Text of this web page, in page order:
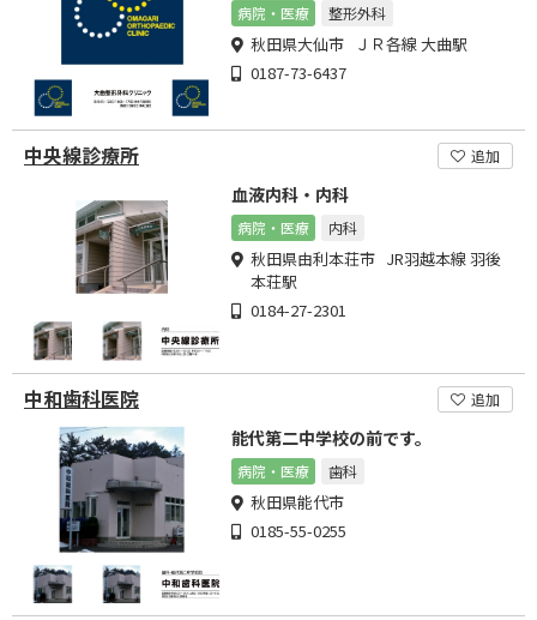
病院・医療 整形外科
秋田県大仙市 ＪＲ各線 大曲駅
0187-73-6437
中央線診療所 追加
血液内科・内科
病院・医療 内科
秋田県由利本荘市 JR羽越本線 羽後
本荘駅
0184-27-2301
中和歯科医院 追加
能代第二中学校の前です。
病院・医療 歯科
秋田県能代市
0185-55-0255